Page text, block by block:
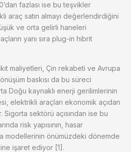
fazlası ise bu teşvikler
araç satın almayı değerlendirdiğini
ve orta gelirli haneleri
yanı sıra plug-in hibrit
maliyetleri, Çin rekabeti ve Avrupa
baskısı da bu süreci
Doğu kaynaklı enerji gerilimlerinin
elektrikli araçları ekonomik açıdan
sektörü açısından ise bu
risk yapısının, hasar
modellerinin önümüzdeki dönemde
işaret ediyor [1].